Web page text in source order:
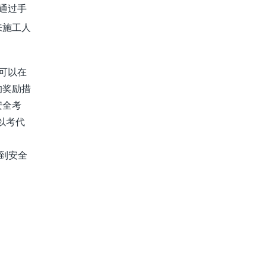
过手
工人
以在
励措
考
考代
安全